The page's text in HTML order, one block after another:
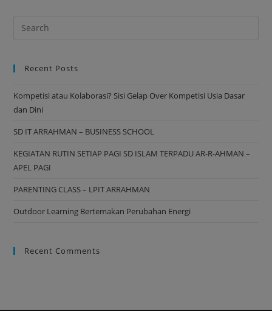
Recent Posts
Kompetisi atau Kolaborasi? Sisi Gelap Over Kompetisi Usia Dasar
dan Dini
SD IT ARRAHMAN – BUSINESS SCHOOL
KEGIATAN RUTIN SETIAP PAGI SD ISLAM TERPADU AR-R-AHMAN –
APEL PAGI
PARENTING CLASS – LPIT ARRAHMAN
Outdoor Learning Bertemakan Perubahan Energi
Recent Comments